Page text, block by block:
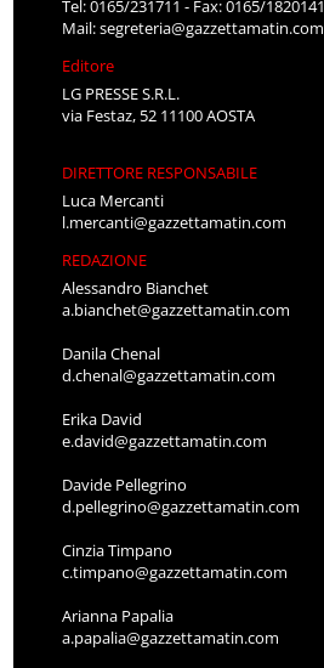
Tel: 0165/231711 - Fax: 0165/1820141
Mail:segreteria@gazzettamatin.com
Editore
LG PRESSE S.R.L.
via Festaz, 52 11100 AOSTA
DIRETTORE RESPONSABILE
Luca Mercanti
l.mercanti@gazzettamatin.com
REDAZIONE
Alessandro Bianchet
a.bianchet@gazzettamatin.com
Danila Chenal
d.chenal@gazzettamatin.com
Erika David
e.david@gazzettamatin.com
Davide Pellegrino
d.pellegrino@gazzettamatin.com
Cinzia Timpano
c.timpano@gazzettamatin.com
Arianna Papalia
a.papalia@gazzettamatin.com